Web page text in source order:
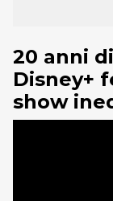
20 anni
Disney+
show